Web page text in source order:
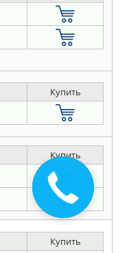
Купить
Купить
Купить
Закажите
звонок